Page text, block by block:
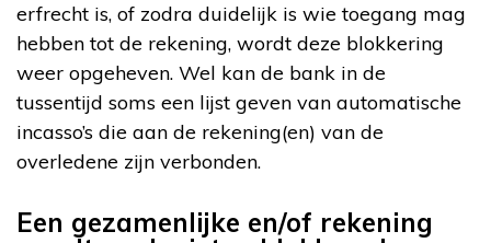
erfrecht is, of zodra duidelijk is wie toegang mag
hebben tot de rekening, wordt deze blokkering
weer opgeheven. Wel kan de bank in de
tussentijd soms een lijst geven van automatische
incasso’s die aan de rekening(en) van de
overledene zijn verbonden.
Een gezamenlijke en/of rekening